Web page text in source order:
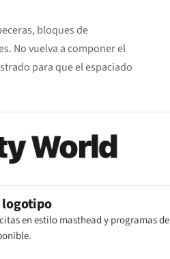
bloques de
No vuelva a componer el
para que el espaciado
logotipo
en estilo masthead y programas de